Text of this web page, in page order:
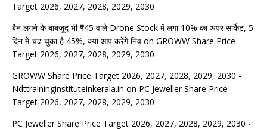
Target 2026, 2027, 2028, 2029, 2030
बैन लगने के बाबजूद भी ₹45 वाले Drone Stock में लगा 10% का अपर सर्किट, 5
दिन में चढ़ चुका है 45%, क्या आप करेंगे निव on GROWW Share Price
Target 2026, 2027, 2028, 2029, 2030
GROWW Share Price Target 2026, 2027, 2028, 2029, 2030 -
Ndttraininginstituteinkerala.in on PC Jeweller Share Price
Target 2026, 2027, 2028, 2029, 2030
PC Jeweller Share Price Target 2026, 2027, 2028, 2029, 2030 -